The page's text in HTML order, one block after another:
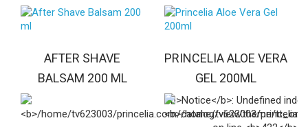
Active Ingredients:
Panthenol, Provitamin B5: Emollient, moisturising,
healing
AFTER SHAVE
BALSAM 200 ML
PRINCELIA ALOE VERA
GEL 200ML